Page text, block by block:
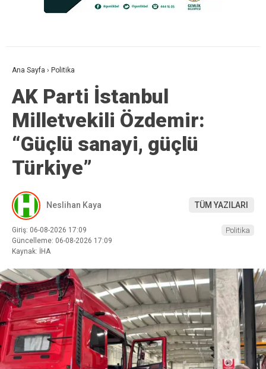
Ana Sayfa › Politika
AK Parti İstanbul
Milletvekili Özdemir:
“Güçlü sanayi, güçlü
Türkiye”
Neslihan Kaya TÜM YAZILARI
Giriş: 06-08-2026 17:09
Güncelleme: 06-08-2026 17:09
Kaynak: İHA
Politika